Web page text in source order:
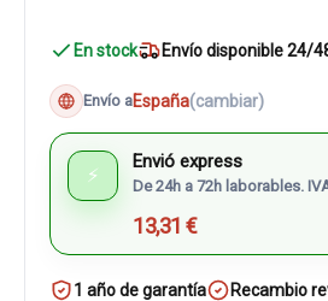
En stock Envío disponible 24/
Envío aEspaña(cambiar)
⚡
Envió express
De 24h a 72h laborables.
13,31 €
1 año de garantía
Recambio